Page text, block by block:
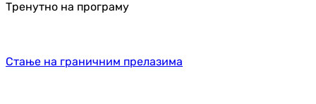
Тренутно на програму
Стање на граничним прелазима